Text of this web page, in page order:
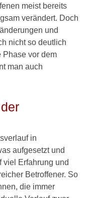
meist bereits
verändert. Doch
und
nicht so deutlich
Phase vor dem
man auch
in
aufgesetzt und
viel Erfahrung und
Betroffener. So
die immer